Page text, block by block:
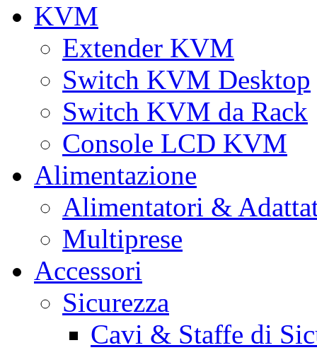
KVM
Extender KVM
Switch KVM Desktop
Switch KVM da Rack
Console LCD KVM
Alimentazione
Alimentatori &
Multiprese
Accessori
Sicurezza
Cavi & Staffe di